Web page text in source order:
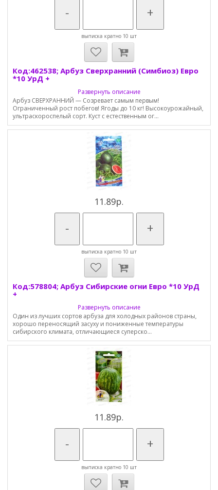
- +
выписка кратно 10 шт
Код:462538; Арбуз Сверхранний (Симбиоз) Евро
*10 УрД +
Развернуть описание
Арбуз СВЕРХРАННИЙ — Созревает самым первым!
Ограниченный рост побегов! Ягоды до 10 кг! Высокоурожайный,
ультраскороспелый сорт. Куст с естественным ог...
11.89р.
- +
выписка кратно 10 шт
Код:578804; Арбуз Сибирские огни Евро *10 УрД
+
Развернуть описание
Один из лучших сортов арбуза для холодных районов страны,
хорошо переносящий засуху и пониженные температуры
сибирского климата, отличающиеся суперско...
11.89р.
- +
выписка кратно 10 шт